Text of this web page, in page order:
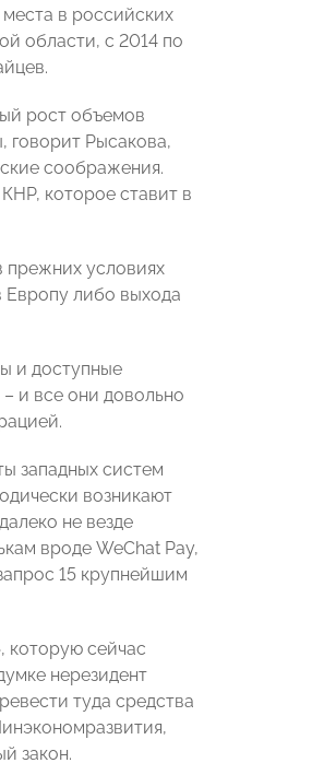
в российских
области, с 2014 по
рост объемов
говорит Рысакова,
соображения.
которое ставит в
прежних условиях
Европу либо выхода
и доступные
и все они довольно
западных систем
возникают
не везде
вроде WeChat Pay,
15 крупнейшим
которую сейчас
нерезидент
туда средства
закон.